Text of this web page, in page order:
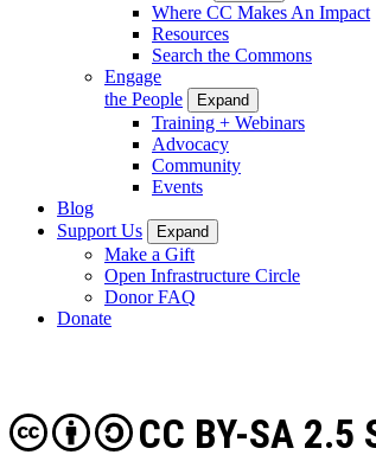
Where CC Makes An Impact
Resources
Search the Commons
Engage
the People
Expand
Training + Webinars
Advocacy
Community
Events
Blog
Support Us
Expand
Make a Gift
Open Infrastructure Circle
Donor FAQ
Donate
CC BY-SA 2.5